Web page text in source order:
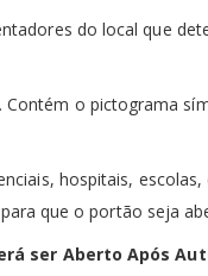
do local que
. Contém o pictograma
hospitais,
que o portão seja
ser Aberto Após